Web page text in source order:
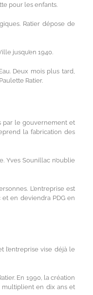
pour les enfants.
Ratier dépose de
jusqu’en 1940.
Deux mois plus tard,
Ratier.
par le gouvernement et
la fabrication des
Yves Sounillac n’oublie
L’entreprise est
en deviendra PDG en
l’entreprise vise déjà le
En 1990, la création
multiplient en dix ans et